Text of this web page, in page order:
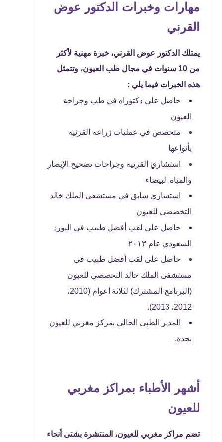
مهارات وخبرات الدكتور عوض
القرني
يمتلك الدكتور عوض القرني، خبرة مهنية لأكثر
من 10 سنوات في مجال طب العيون، وتتمثل
هذه الخبرات فيما يلي :
حاصل على دكتوراه في طب وجراحة
العيون
متخصص في عمليات زراعة القرنية
بأنواعها
استشاري القرنية وجراحات تصحيح الإبصار
والمياه البيضاء
استشاري سابق في مستشفى الملك خالد
التخصصي للعيون
حاصل على لقب أفضل طبيب في البورد
السعودي عام ٢٠١٣
حاصل على لقب أفضل طبيب في
مستشفى الملك خالد التخصصي للعيون
(البرنامج المشترك) لثلاثة أعوام (2010،
2012، 2013).
المدير الطبي الحالي بمركز مغربي للعيون
بجدة.
أشهر الأطباء بمراكز مغربي
للعيون
تضم مراكز مغربي للعيون، المنتشرة بشتى أنحاء